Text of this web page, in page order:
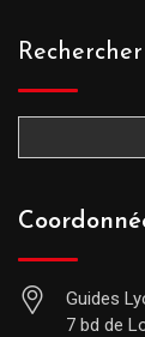
Rechercher
Guides
7 bd de